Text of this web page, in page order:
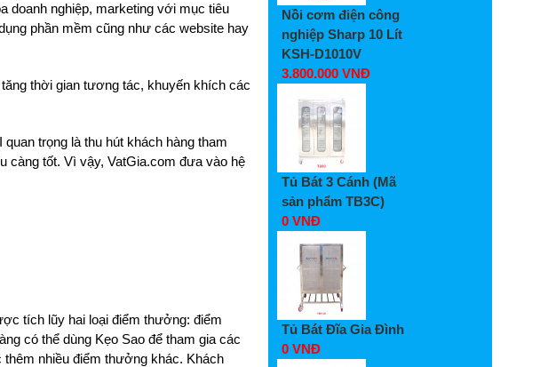
doanh nghiệp, marketing với mục tiêu
phần mềm cũng như các website hay
thời gian tương tác, khuyến khích các
trọng là thu hút khách hàng tham
càng tốt. Vì vậy, VatGia.com đưa vào hệ
tích lũy hai loại điểm thưởng: điểm
có thể dùng Kẹo Sao để tham gia các
nhiều điểm thưởng khác. Khách
Nồi cơm điện công
nghiệp Sharp 10 Lít
KSH-D1010V
3.800.000 VNĐ
Tủ Bát 3 Cánh (Mã
sản phẩm TB3C)
0 VNĐ
Tủ Bát Đĩa Gia Đình
0 VNĐ